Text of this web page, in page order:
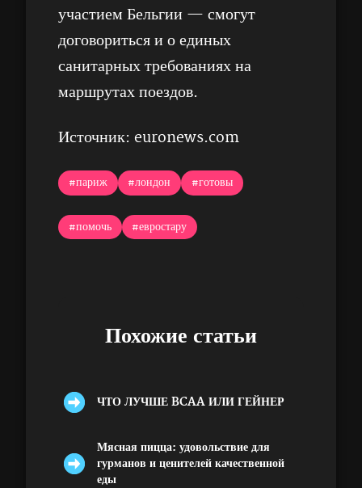
участием Бельгии — смогут
договориться и о единых
санитарных требованиях на
маршрутах поездов.
Источник: euronews.com
#париж #лондон #готовы
#помочь #евростару
Похожие статьи
ЧТО ЛУЧШЕ BCAA ИЛИ ГЕЙНЕР
Мясная пицца: удовольствие для
гурманов и ценителей качественной
еды